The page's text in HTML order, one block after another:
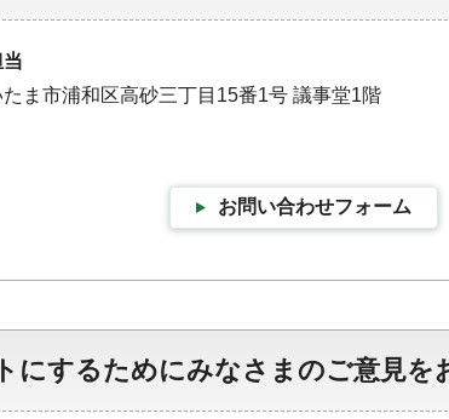
ま市浦和区高砂三丁目15番1号 議事堂1階
お問い合わせフォーム
にするためにみなさまのご意見を